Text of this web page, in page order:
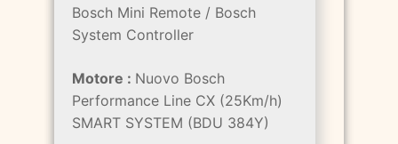
Bosch Mini Remote / Bosch
System Controller
Motore : Nuovo Bosch
Performance Line CX (25Km/h)
SMART SYSTEM (BDU 384Y)